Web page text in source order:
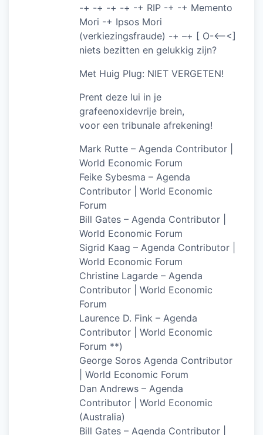
-+ -+ -+ -+ -+ RIP -+ -+ Memento
Mori -+ Ipsos Mori
(verkiezingsfraude) -+ –+ [ O-<–<]
niets bezitten en gelukkig zijn?
Met Huig Plug: NIET VERGETEN!
Prent deze lui in je
grafeenoxidevrije brein,
voor een tribunale afrekening!
Mark Rutte – Agenda Contributor |
World Economic Forum
Feike Sybesma – Agenda
Contributor | World Economic
Forum
Bill Gates – Agenda Contributor |
World Economic Forum
Sigrid Kaag – Agenda Contributor |
World Economic Forum
Christine Lagarde – Agenda
Contributor | World Economic
Forum
Laurence D. Fink – Agenda
Contributor | World Economic
Forum **)
George Soros Agenda Contributor
| World Economic Forum
Dan Andrews – Agenda
Contributor | World Economic
(Australia)
Bill Gates – Agenda Contributor |